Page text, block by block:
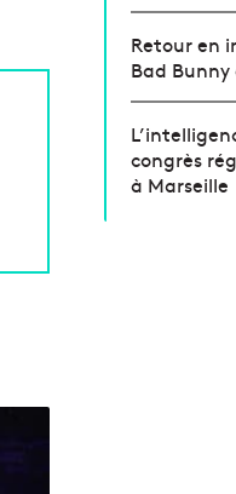
Retour en
Bad
congrès
à Marseille